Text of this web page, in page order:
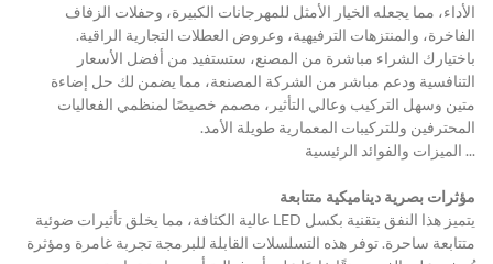
الأداء، مما يجعله الخيار الأمثل للمهرجانات الكبيرة، وحفلات الزفاف
الفاخرة، والمنتزهات الترفيهية، وعروض العطلات التجارية الراقية.
باختيارك الشراء مباشرة من المصنع، ستستفيد من أفضل الأسعار
التنافسية ودعم مباشر من الشركة المصنعة، مما يضمن لك حل إضاءة
متين وسهل التركيب وعالي التأثير، مصمم خصيصًا لمنظمي الفعاليات
المحترفين وللتركيبات المعمارية طويلة الأمد.
... الميزات والفوائد الرئيسية
مؤثرات بصرية ديناميكية متتابعة
يتميز هذا النفق بتقنية بكسل LED عالية الكثافة، مما يخلق تأثيرات ضوئية
متتابعة ساحرة. توفر هذه التسلسلات القابلة للبرمجة تجربة غامرة ومؤثرة